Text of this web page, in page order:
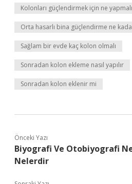
Kolonları güçlendirmek için ne yapmalı
Orta hasarlı bina güçlendirme ne
Sağlam bir evde kaç kolon olmalı
Sonradan kolon ekleme nasıl yapılır
Sonradan kolon eklenir mi
Önceki Yazı
Biyografi Ve Otobiyografi
Nelerdir